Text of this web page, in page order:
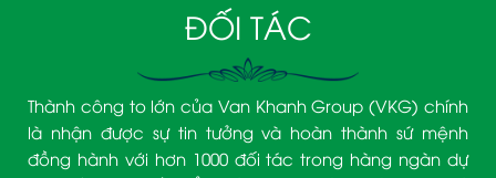
ĐỐI TÁC
Thành công to lớn của Van Khanh Group (VKG) chính
là nhận được sự tin tưởng và hoàn thành sứ mệnh
đồng hành với hơn 1000 đối tác trong hàng ngàn dự